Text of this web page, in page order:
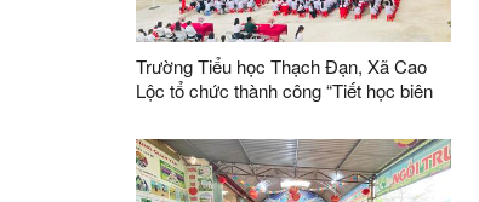
Trường Tiểu học Thạch Đạn, Xã Cao
Lộc tổ chức thành công “Tiết học biên